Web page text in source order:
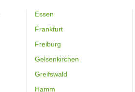
Essen
Frankfurt
Freiburg
Gelsenkirchen
Greifswald
Hamm